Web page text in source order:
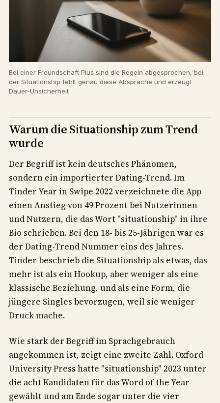
Bei einer Freundschaft Plus sind die Regeln abgesprochen, bei
der Situationship fehlt genau diese Absprache und erzeugt
Dauer-Unsicherheit
Warum die Situationship zum Trend
wurde
Der Begriff ist kein deutsches Phänomen,
sondern ein importierter Dating-Trend. Im
Tinder Year in Swipe 2022 verzeichnete die App
einen Anstieg von 49 Prozent bei Nutzerinnen
und Nutzern, die das Wort "situationship" in ihre
Bio schrieben. Bei den 18- bis 25-Jährigen war es
der Dating-Trend Nummer eins des Jahres.
Tinder beschrieb die Situationship als etwas, das
mehr ist als ein Hookup, aber weniger als eine
klassische Beziehung, und als eine Form, die
jüngere Singles bevorzugen, weil sie weniger
Druck mache.
Wie stark der Begriff im Sprachgebrauch
angekommen ist, zeigt eine zweite Zahl. Oxford
University Press hatte "situationship" 2023 unter
die acht Kandidaten für das Word of the Year
gewählt und am Ende sogar unter die vier